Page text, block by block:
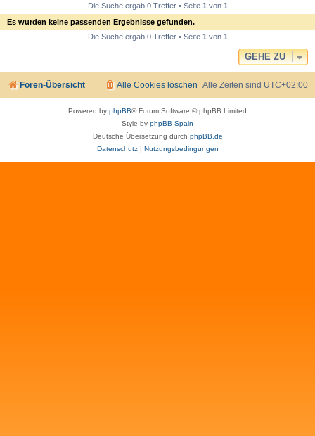
Die Suche ergab 0 Treffer • Seite 1von 1
Es wurden keine passenden Ergebnisse gefunden.
Die Suche ergab 0 Treffer • Seite 1von 1
GEHE ZU
Foren-Übersicht Alle Zeiten sind UTC+02:00
Alle Cookies löschen
Powered by phpBB® Forum Software © phpBB Limited
Style by phpBB Spain
Deutsche Übersetzung durch phpBB.de
Datenschutz| Nutzungsbedingungen